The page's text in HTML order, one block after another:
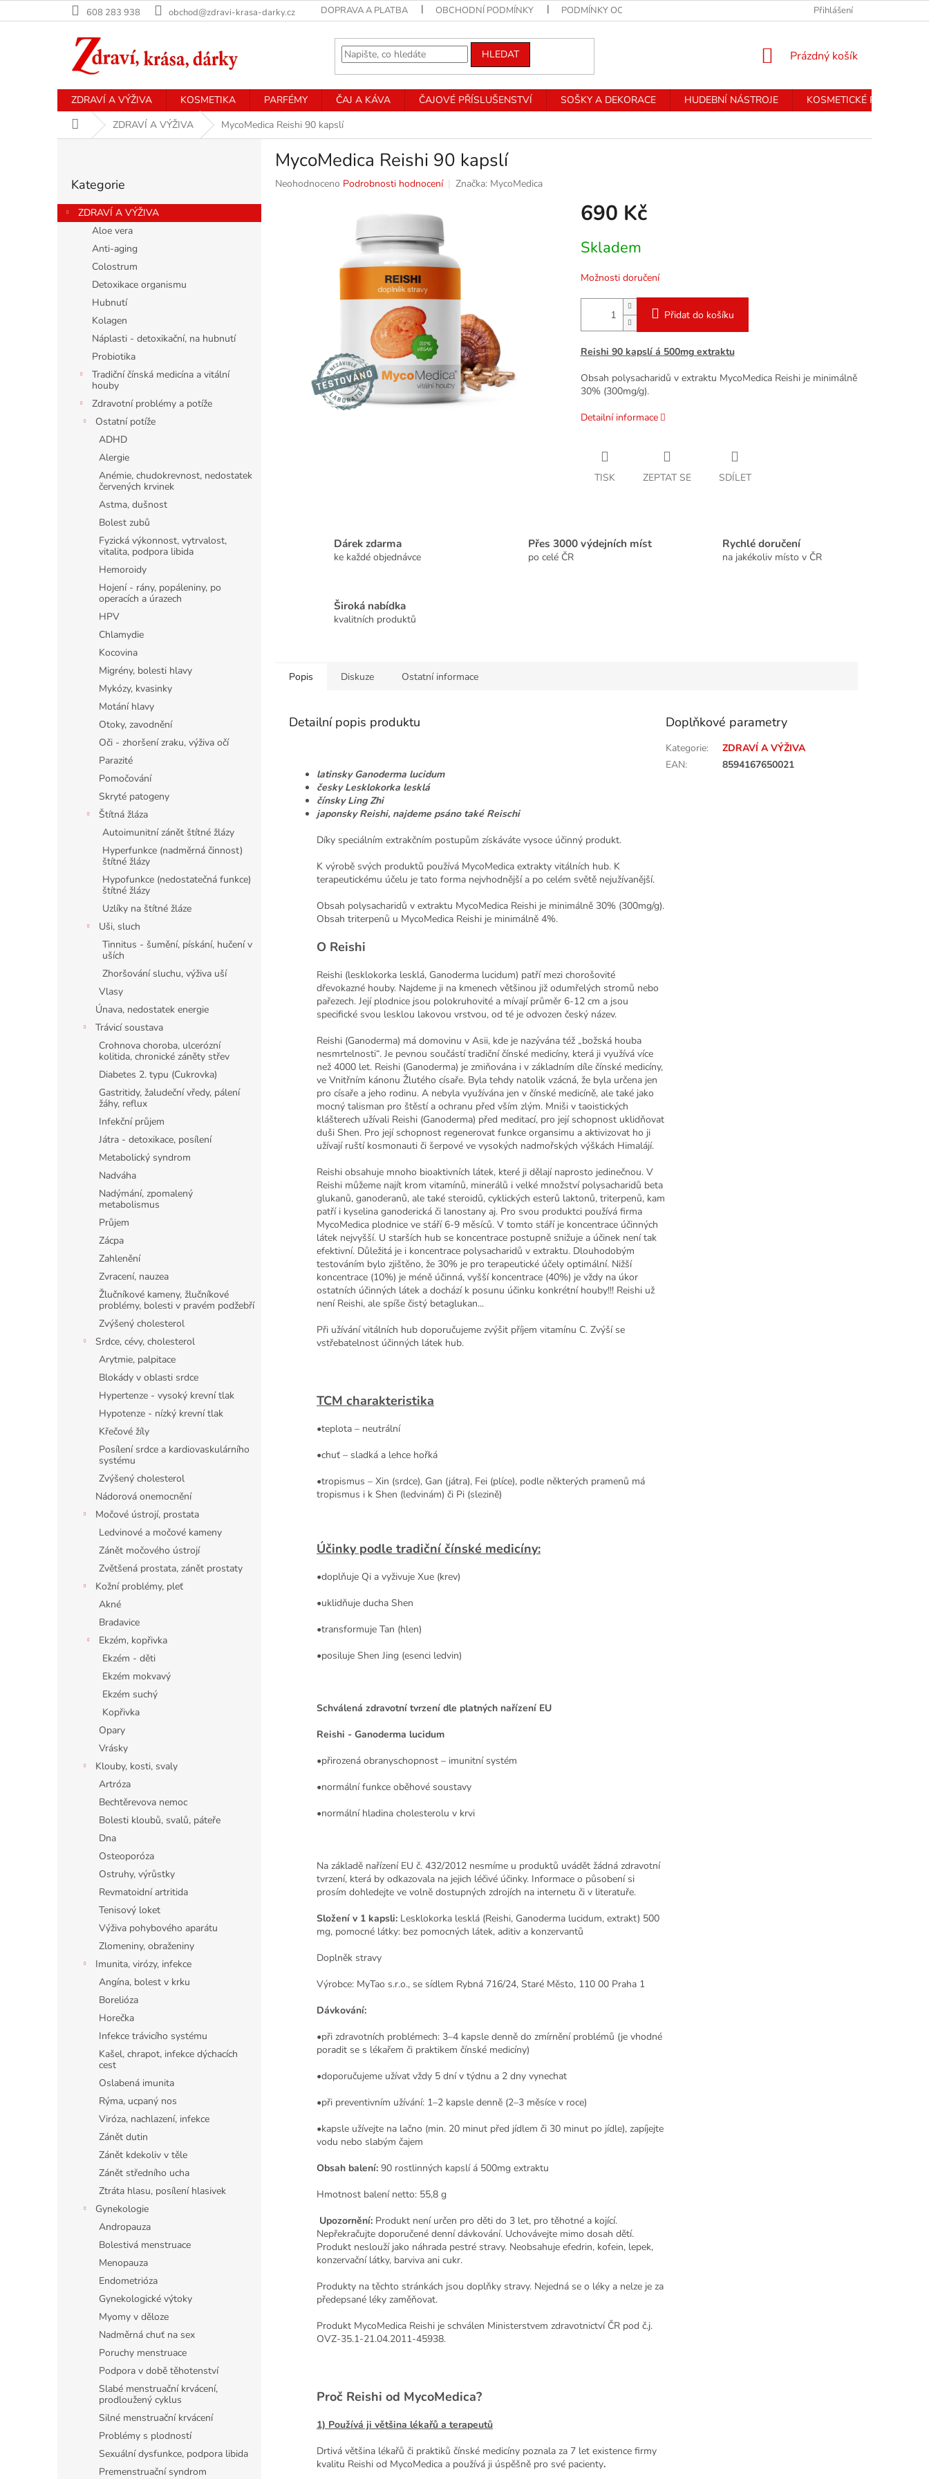
na
608 283 938 obchod@zdravi-krasa-darky.cz DOPRAVA A PLATBA OBCHODNÍ PODMÍNKY PODMÍNKY OCHRANY OSOBNÍCH ÚDAJŮ Přihlášení
HLEDAT
NÁKUPNÍ
Prázdný košík
ZDRAVÍ A VÝŽIVA KOSMETIKA PARFÉMY ČAJ A KÁVA ČAJOVÉ PŘÍSLUŠENSTVÍ SOŠKY A DEKORACE HUDEBNÍ NÁSTROJE
KOSMETICKÉ PŘÍSTROJE
Domů ZDRAVÍ A VÝŽIVA MycoMedica Reishi 90 kapslí
r
a
kategorie
Kategorie
ZDRAVÍ A VÝŽIVA
Aloe vera
Anti-aging
Colostrum
Detoxikace organismu
Hubnutí
Kolagen
Náplasti - detoxikační, na hubnutí
Probiotika
Tradiční čínská medicína a vitální
houby
Zdravotní problémy a potíže
Ostatní potíže
ADHD
Alergie
Anémie, chudokrevnost, nedostatek
červených krvinek
Astma, dušnost
Bolest zubů
Fyzická výkonnost, vytrvalost,
vitalita, podpora libida
Hemoroidy
Hojení - rány, popáleniny, po
operacích a úrazech
HPV
Chlamydie
Kocovina
Migrény, bolesti hlavy
Mykózy, kvasinky
Motání hlavy
Otoky, zavodnění
Oči - zhoršení zraku, výživa očí
Parazité
Pomočování
Skryté patogeny
Štítná žláza
Autoimunitní zánět štítné žlázy
Hyperfunkce (nadměrná činnost)
štítné žlázy
Hypofunkce (nedostatečná funkce)
štítné žlázy
Uzlíky na štítné žláze
Uši, sluch
Tinnitus - šumění, pískání, hučení v
uších
Zhoršování sluchu, výživa uší
Vlasy
Únava, nedostatek energie
Trávicí soustava
Crohnova choroba, ulcerózní
kolitida, chronické záněty střev
Diabetes 2. typu (Cukrovka)
Gastritidy, žaludeční vředy, pálení
žáhy, reflux
Infekční průjem
Játra - detoxikace, posílení
Metabolický syndrom
Nadváha
Nadýmání, zpomalený
metabolismus
Průjem
Zácpa
Zahlenění
Zvracení, nauzea
Žlučníkové kameny, žlučníkové
problémy, bolesti v pravém podžebří
Zvýšený cholesterol
Srdce, cévy, cholesterol
Arytmie, palpitace
Blokády v oblasti srdce
Hypertenze - vysoký krevní tlak
Hypotenze - nízký krevní tlak
Křečové žíly
Posílení srdce a kardiovaskulárního
systému
Zvýšený cholesterol
Nádorová onemocnění
Močové ústrojí, prostata
Ledvinové a močové kameny
Zánět močového ústrojí
Zvětšená prostata, zánět prostaty
Kožní problémy, pleť
Akné
Bradavice
Ekzém, kopřivka
Ekzém - děti
Ekzém mokvavý
Ekzém suchý
Kopřivka
Opary
Vrásky
Klouby, kosti, svaly
Artróza
Bechtěrevova nemoc
Bolesti kloubů, svalů, páteře
Dna
Osteoporóza
Ostruhy, výrůstky
Revmatoidní artritida
Tenisový loket
Výživa pohybového aparátu
Zlomeniny, obraženiny
Imunita, virózy, infekce
Angína, bolest v krku
Borelióza
Horečka
Infekce trávicího systému
Kašel, chrapot, infekce dýchacích
cest
Oslabená imunita
Rýma, ucpaný nos
Viróza, nachlazení, infekce
Zánět dutin
Zánět kdekoliv v těle
Zánět středního ucha
Ztráta hlasu, posílení hlasivek
Gynekologie
Andropauza
Bolestivá menstruace
Menopauza
Endometrióza
Gynekologické výtoky
Myomy v děloze
Nadměrná chuť na sex
Poruchy menstruace
Podpora v době těhotenství
Slabé menstruační krvácení,
prodloužený cyklus
Silné menstruační krvácení
Problémy s plodností
Sexuální dysfunkce, podpora libida
Premenstruační syndrom
MycoMedica Reishi 90 kapslí
Průměrné
Neohodnoceno Podrobnosti hodnocení Značka: MycoMedica
690 Kč
cena:
Skladem
Možnosti doručení
Přidat do košíku
Reishi 90 kapslí á 500mg extraktu
Obsah polysacharidů v extraktu MycoMedica Reishi je minimálně
30% (300mg/g).
Detailní informace
TISK ZEPTAT SE SDÍLET
Dárek zdarma
ke každé objednávce
Přes 3000 výdejních míst
po celé ČR
Rychlé doručení
na jakékoliv místo v ČR
Široká nabídka
kvalitních produktů
Popis Diskuze Ostatní informace
Detailní popis produktu
latinsky Ganoderma lucidum
česky Lesklokorka lesklá
čínsky Ling Zhi
japonsky Reishi, najdeme psáno také Reischi
Díky speciálním extrakčním postupům získáváte vysoce účinný produkt.
K výrobě svých produktů používá MycoMedica extrakty vitálních hub. K
terapeutickému účelu je tato forma nejvhodnější a po celém světě nejužívanější.
Obsah polysacharidů v extraktu MycoMedica Reishi je minimálně 30% (300mg/g).
Obsah triterpenů u MycoMedica Reishi je minimálně 4%.
O Reishi
Reishi (lesklokorka lesklá, Ganoderma lucidum) patří mezi chorošovité
dřevokazné houby. Najdeme ji na kmenech většinou již odumřelých stromů nebo
pařezech. Její plodnice jsou polokruhovité a mívají průměr 6-12 cm a jsou
specifické svou lesklou lakovou vrstvou, od té je odvozen český název.
Reishi (Ganoderma) má domovinu v Asii, kde je nazývána též „božská houba
nesmrtelnosti“. Je pevnou součástí tradiční čínské medicíny, která ji využívá více
než 4000 let. Reishi (Ganoderma) je zmiňována i v základním díle čínské medicíny,
ve Vnitřním kánonu Žlutého císaře. Byla tehdy natolik vzácná, že byla určena jen
pro císaře a jeho rodinu. A nebyla využívána jen v čínské medicíně, ale také jako
mocný talisman pro štěstí a ochranu před vším zlým. Mniši v taoistických
klášterech užívali Reishi (Ganoderma) před meditací, pro její schopnost uklidňovat
duši Shen. Pro její schopnost regenerovat funkce organsimu a aktivizovat ho ji
užívají ruští kosmonauti či šerpové ve vysokých nadmořských výškách Himalájí.
Reishi obsahuje mnoho bioaktivních látek, které ji dělají naprosto jedinečnou. V
Reishi můžeme najít krom vitamínů, minerálů i velké množství polysacharidů beta
glukanů, ganoderanů, ale také steroidů, cyklických esterů laktonů, triterpenů, kam
patří i kyselina ganoderická či lanostany aj. Pro svou produktci používá firma
MycoMedica plodnice ve stáří 6-9 měsíců. V tomto stáří je koncentrace účinných
látek nejvyšší. U starších hub se koncentrace postupně snižuje a účinek není tak
efektivní. Důležitá je i koncentrace polysacharidů v extraktu. Dlouhodobým
testováním bylo zjištěno, že 30% je pro terapeutické účely optimální. Nižší
koncentrace (10%) je méně účinná, vyšší koncentrace (40%) je vždy na úkor
ostatních účinných látek a dochází k posunu účinku konkrétní houby!!! Reishi už
není Reishi, ale spíše čistý betaglukan...
Při užívání vitálních hub doporučujeme zvýšit příjem vitamínu C. Zvýší se
vstřebatelnost účinných látek hub.
TCM charakteristika
•teplota – neutrální
•chuť – sladká a lehce hořká
•tropismus – Xin (srdce), Gan (játra), Fei (plíce), podle některých pramenů má
tropismus i k Shen (ledvinám) či Pi (slezině)
Účinky podle tradiční čínské medicíny:
•doplňuje Qi a vyživuje Xue (krev)
•uklidňuje ducha Shen
•transformuje Tan (hlen)
•posiluje Shen Jing (esenci ledvin)
Schválená zdravotní tvrzení dle platných nařízení EU
Reishi - Ganoderma lucidum
•přirozená obranyschopnost – imunitní systém
•normální funkce oběhové soustavy
•normální hladina cholesterolu v krvi
Na základě nařízení EU č. 432/2012 nesmíme u produktů uvádět žádná zdravotní
tvrzení, která by odkazovala na jejich léčivé účinky. Informace o působení si
prosím dohledejte ve volně dostupných zdrojích na internetu či v literatuře.
Složení v 1 kapsli: Lesklokorka lesklá (Reishi, Ganoderma lucidum, extrakt) 500
mg, pomocné látky: bez pomocných látek, aditiv a konzervantů
Doplněk stravy
Výrobce: MyTao s.r.o., se sídlem Rybná 716/24, Staré Město, 110 00 Praha 1
Dávkování:
•při zdravotních problémech: 3–4 kapsle denně do zmírnění problémů (je vhodné
poradit se s lékařem či praktikem čínské medicíny)
•doporučujeme užívat vždy 5 dní v týdnu a 2 dny vynechat
•při preventivním užívání: 1–2 kapsle denně (2–3 měsíce v roce)
•kapsle užívejte na lačno (min. 20 minut před jídlem či 30 minut po jídle), zapíjejte
vodu nebo slabým čajem
Obsah balení: 90 rostlinných kapslí á 500mg extraktu
Hmotnost balení netto: 55,8 g
Upozornění: Produkt není určen pro děti do 3 let, pro těhotné a kojící.
Nepřekračujte doporučené denní dávkování. Uchovávejte mimo dosah dětí.
Produkt neslouží jako náhrada pestré stravy. Neobsahuje efedrin, kofein, lepek,
konzervační látky, barviva ani cukr.
Produkty na těchto stránkách jsou doplňky stravy. Nejedná se o léky a nelze je za
předepsané léky zaměňovat.
Produkt MycoMedica Reishi je schválen Ministerstvem zdravotnictví ČR pod č.j.
OVZ-35.1-21.04.2011-45938.
Proč Reishi od MycoMedica?
1) Používá ji většina lékařů a terapeutů
Drtivá většina lékařů či praktiků čínské medicíny poznala za 7 let existence firmy
kvalitu Reishi od MycoMedica a používá ji úspěšně pro své pacienty.
Doplňkové parametry
Kategorie:
ZDRAVÍ A VÝŽIVA
EAN: 8594167650021